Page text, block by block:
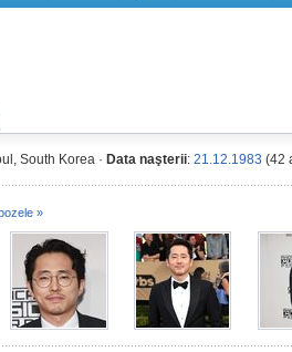
South Korea · Data naşterii: 21.12.1983 (42
»